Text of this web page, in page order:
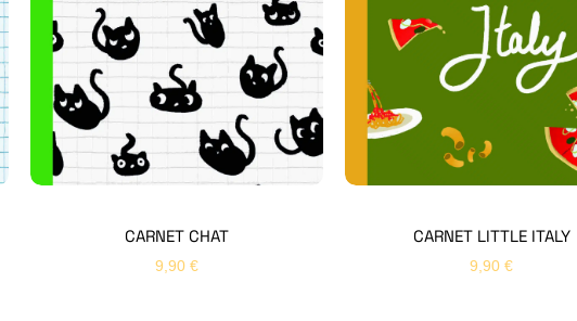
CARNET CHAT
9,90 €
CARNET LITTLE ITALY
9,90 €